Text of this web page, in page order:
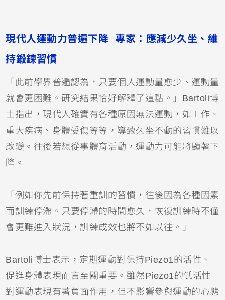
現代人運動力普遍下降 專家：應減少久坐、維
持鍛鍊習慣
「此前學界普遍認為，只要個人運動量愈少、運動量
就會更困難。研究結果恰好解釋了這點。」Bartoli博
士指出，現代人確實有各種原因無法運動，如工作、
重大疾病、身體受傷等等，導致久坐不動的習慣難以
改變。往後若想從事體育活動，運動力可能將顯著下
降。
「例如你先前保持著重訓的習慣，往後因為各種因素
而訓練停滯。只要停滯的時間愈久，恢復訓練時不僅
會更難進入狀況，訓練成效也將不如以往。」
Bartoli博士表示，定期運動對保持Piezo1的活性、
促進身體表現而言至關重要。雖然Piezo1的低活性
對運動表現有著負面作用，但不影響參與運動的心態